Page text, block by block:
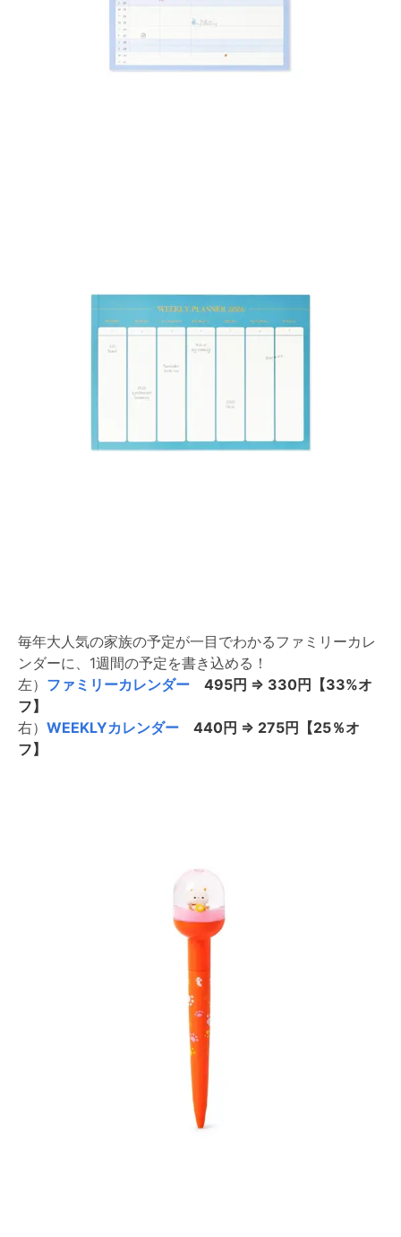
毎年大人気の家族の予定が一目でわかるファミリーカレ
ンダーに、1週間の予定を書き込める！
左） ファミリーカレンダー 495円 ⇒ 330円【33%オ
フ】
右） WEEKLYカレンダー 440円 ⇒ 275円【25％オ
フ】